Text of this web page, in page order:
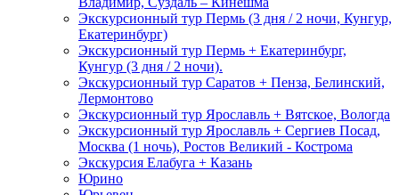
Экскурсионный тур Пермь (3 дня / 2 ночи, Кунгур,
Екатеринбург)
Экскурсионный тур Пермь + Екатеринбург,
Кунгур (3 дня / 2 ночи).
Экскурсионный тур Саратов + Пенза, Белинский,
Лермонтово
Экскурсионный тур Ярославль + Вятское, Вологда
Экскурсионный тур Ярославль + Сергиев Посад,
Москва (1 ночь), Ростов Великий - Кострома
Экскурсия Елабуга + Казань
Юрино